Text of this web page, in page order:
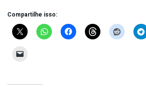
Compartilhe isso: